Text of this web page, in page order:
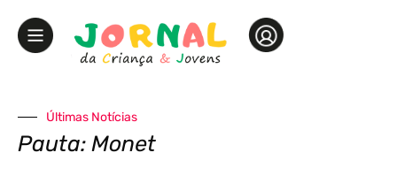
Últimas Notícias
Pauta: Monet